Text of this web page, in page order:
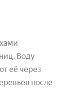
Воду
её через
после